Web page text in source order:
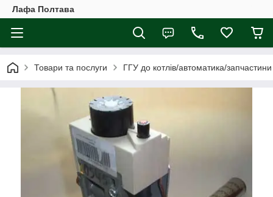
Лафа Полтава
Товари та послуги ГГУ до котлів/автоматика/запчастини